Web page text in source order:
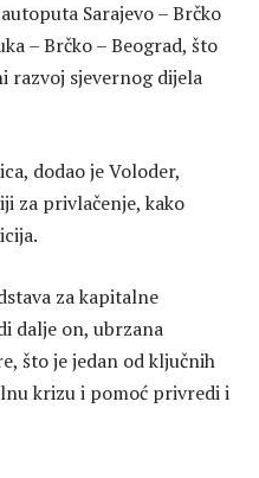
Sarajevo – Brčko
– Brčko – Beograd, što
razvoj sjevernog dijela
dodao je Voloder,
za privlačenje, kako
za kapitalne
dalje on, ubrzana
što je jedan od ključnih
krizu i pomoć privredi i